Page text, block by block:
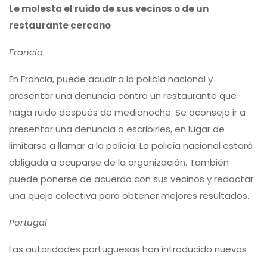
Le molesta el ruido de sus vecinos o de un
restaurante cercano
Francia
En Francia, puede acudir a la policía nacional y
presentar una denuncia contra un restaurante que
haga ruido después de medianoche. Se aconseja ir a
presentar una denuncia o escribirles, en lugar de
limitarse a llamar a la policía. La policía nacional estará
obligada a ocuparse de la organización. También
puede ponerse de acuerdo con sus vecinos y redactar
una queja colectiva para obtener mejores resultados.
Portugal
Las autoridades portuguesas han introducido nuevas